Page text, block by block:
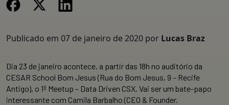
Publicado em 07 de janeiro de 2020 por Lucas Braz
Dia 23 de janeiro acontece, a partir das 18h no auditório da
CESAR School Bom Jesus (Rua do Bom Jesus, 9 – Recife
Antigo), o 1º Meetup – Data Driven CSX. Vai ser um bate-papo
interessante com Camila Barbalho (CEO & Founder.